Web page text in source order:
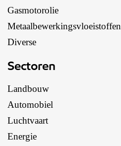
Gasmotorolie
Metaalbewerkingsvloeistoffen
Diverse
Sectoren
Landbouw
Automobiel
Luchtvaart
Energie